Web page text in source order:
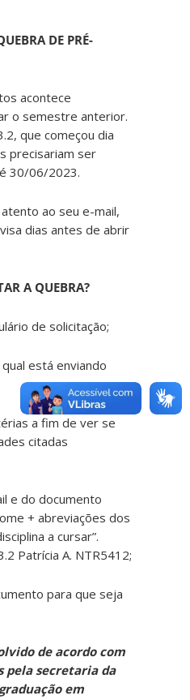
DE PRÉ-
acontece
o semestre anterior.
que começou dia
precisariam ser
30/06/2023.
ao seu e-mail,
dias antes de abrir
A QUEBRA?
de solicitação;
está enviando
a fim de ver se
citadas
e do documento
+ abreviações dos
a cursar”.
Patrícia A. NTR5412;
para que seja
de acordo com
pela secretaria da
em